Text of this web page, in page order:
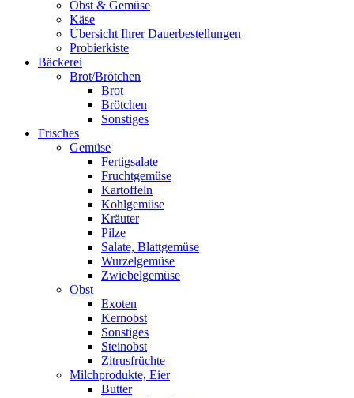
Obst & Gemüse
Käse
Übersicht Ihrer Dauerbestellungen
Probierkiste
Bäckerei
Brot/Brötchen
Brot
Brötchen
Sonstiges
Frisches
Gemüse
Fertigsalate
Fruchtgemüse
Kartoffeln
Kohlgemüse
Kräuter
Pilze
Salate, Blattgemüse
Wurzelgemüse
Zwiebelgemüse
Obst
Exoten
Kernobst
Sonstiges
Steinobst
Zitrusfrüchte
Milchprodukte, Eier
Butter